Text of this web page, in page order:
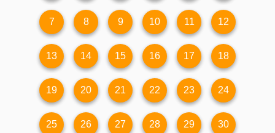
7 8 9 10 11 12
13 14 15 16 17 18
19 20 21 22 23 24
25 26 27 28 29 30